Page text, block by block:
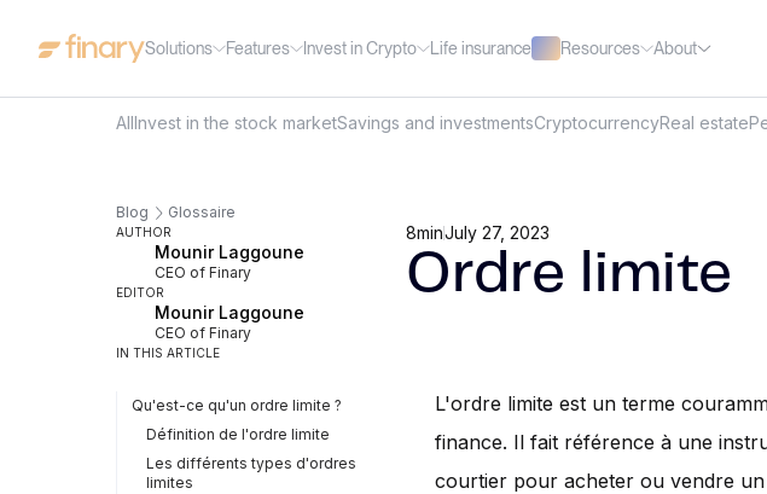
Solutions Features Invest in Crypto Life insurance Resources About
Blog Glossaire
AUTHOR
Mounir Laggoune
CEO of Finary
EDITOR
Mounir Laggoune
CEO of Finary
IN THIS ARTICLE
Qu'est-ce qu'un ordre limite ?
Définition de l'ordre limite
Les différents types d'ordres
limites
8minJuly 27, 2023
Ordre limite
L'ordre limite est un terme
finance. Il fait référence à une
courtier pour acheter ou vendre
AllInvest in the stock marketSavings and investmentsCryptocurrencyReal estate